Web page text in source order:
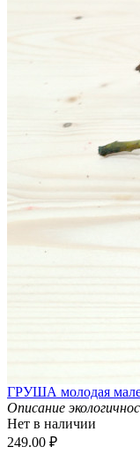
ГРУША молодая
Описание
Нет в наличии
249.00 ₽